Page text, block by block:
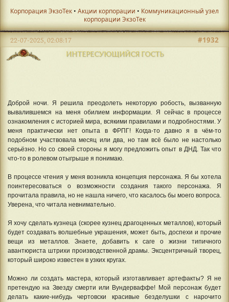
Корпорация ЭкзоТек • Акции корпорации • Коммуникационный узел
корпорации ЭкзоТек
ИНТЕРЕСУЮЩИЙСЯ ГОСТЬ
#1932
22-07-2025, 02:08:17
Доброй ночи. Я решила преодолеть некоторую робость, вызванную
вывалившемся на меня обилием информации. Я сейчас в процессе
ознакомления с историей мира, всякими правилами и подробностями. У
меня практически нет опыта в ФРПГ! Когда-то давно я в чём-то
подобном участвовала месяц или два, но там всё было не настолько
серьёзно. Но со своей стороны я могу предложить опыт в ДНД. Так что
что-то в ролевом отыгрыше я понимаю.
В процессе чтения у меня возникла концепция персонажа. Я бы хотела
поинтересоваться о возможности создания такого персонажа. Я
прочитала правила, но не нашла ничего, что касалось бы моего вопроса.
Уверена, что читала невнимательно.
Я хочу сделать кузнеца (скорее кузнец драгоценных металлов), который
будет создавать волшебные украшения, может быть, доспехи и прочие
вещи из металлов. Знаете, добавить к саге о жизни типичного
авантюриста штрихи производственной драмы. Эксцентричный творец,
который широко известен в узких кругах.
Можно ли создать мастера, который изготавливает артефакты? Я не
претендую на Звезду смерти или Вундерваффе! Мой персонаж будет
делать какие-нибудь чертовски красивые безделушки с нарочито